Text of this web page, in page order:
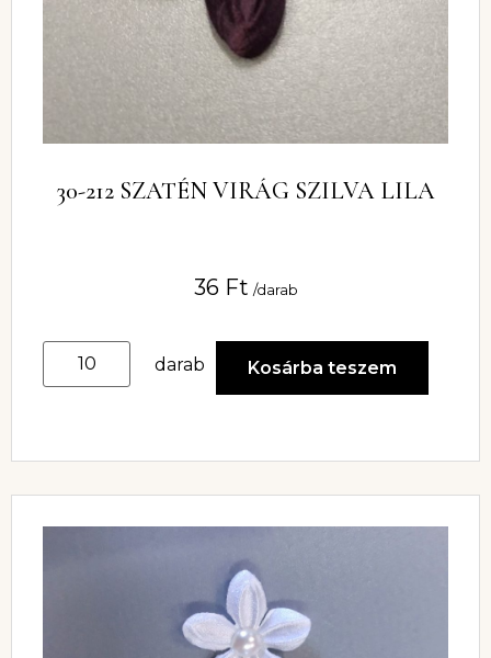
30-212 SZATÉN VIRÁG SZILVA LILA
36 Ft /darab
darab Kosárba teszem